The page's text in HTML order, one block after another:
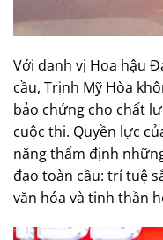
Với danh vị Hoa hậu
cầu, Trịnh Mỹ Hòa
bảo chứng cho chất
cuộc thi. Quyền lực
năng thẩm định
đạo toàn cầu: trí tuệ
văn hóa và tinh thần